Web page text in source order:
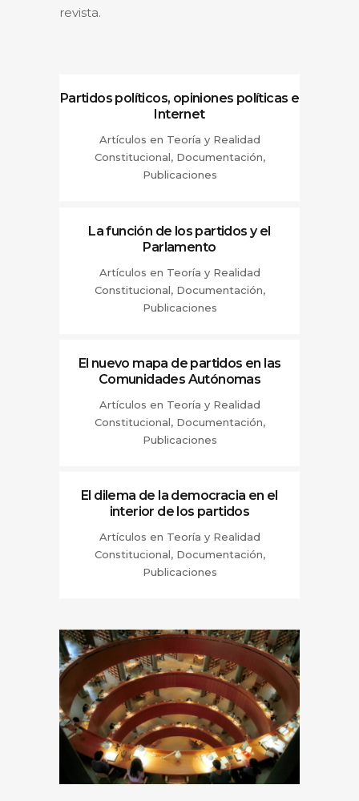
revista.
Partidos políticos, opiniones políticas e
Internet
Artículos en Teoría y Realidad
Constitucional, Documentación,
Publicaciones
La función de los partidos y el
Parlamento
Artículos en Teoría y Realidad
Constitucional, Documentación,
Publicaciones
El nuevo mapa de partidos en las
Comunidades Autónomas
Artículos en Teoría y Realidad
Constitucional, Documentación,
Publicaciones
El dilema de la democracia en el
interior de los partidos
Artículos en Teoría y Realidad
Constitucional, Documentación,
Publicaciones